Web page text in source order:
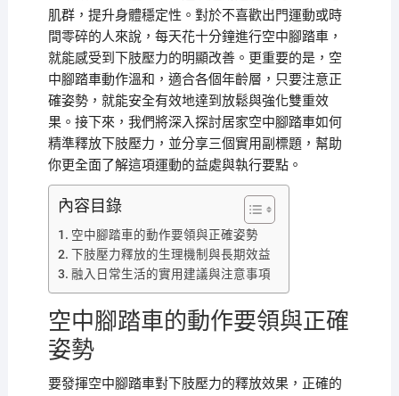
肌群，提升身體穩定性。對於不喜歡出門運動或時
間零碎的人來說，每天花十分鐘進行空中腳踏車，
就能感受到下肢壓力的明顯改善。更重要的是，空
中腳踏車動作溫和，適合各個年齡層，只要注意正
確姿勢，就能安全有效地達到放鬆與強化雙重效
果。接下來，我們將深入探討居家空中腳踏車如何
精準釋放下肢壓力，並分享三個實用副標題，幫助
你更全面了解這項運動的益處與執行要點。
內容目錄
空中腳踏車的動作要領與正確姿勢
下肢壓力釋放的生理機制與長期效益
融入日常生活的實用建議與注意事項
空中腳踏車的動作要領與正確
姿勢
要發揮空中腳踏車對下肢壓力的釋放效果，正確的